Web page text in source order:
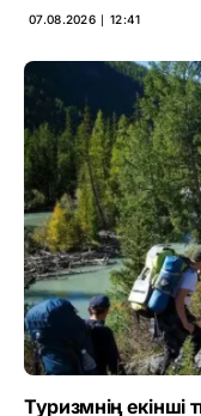
07.08.2026 ∣ 12:41
Туризмнің